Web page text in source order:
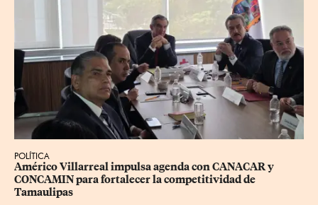
POLÍTICA
Américo Villarreal impulsa agenda con CANACAR y
CONCAMIN para fortalecer la competitividad de
Tamaulipas